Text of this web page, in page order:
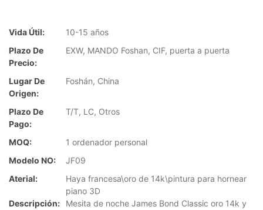
Vida Útil:
10-15 años
Plazo De
Precio:
EXW, MANDO Foshan, CIF, puerta a puerta
Lugar De
Origen:
Foshán, China
Plazo De
Pago:
T/T, LC, Otros
MOQ:
1 ordenador personal
Modelo NO:
JF09
Aterial:
Haya francesa\oro de 14k\pintura para hornear
piano 3D
Descripción:
Mesita de noche James Bond Classic oro 14k y